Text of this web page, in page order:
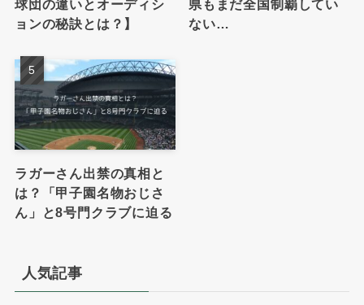
球団の違いとオーディシ
ョンの秘訣とは？】
県もまだ全国制覇してい
ない…
ラガーさん出禁の真相と
は？「甲子園名物おじさ
ん」と8号門クラブに迫る
人気記事